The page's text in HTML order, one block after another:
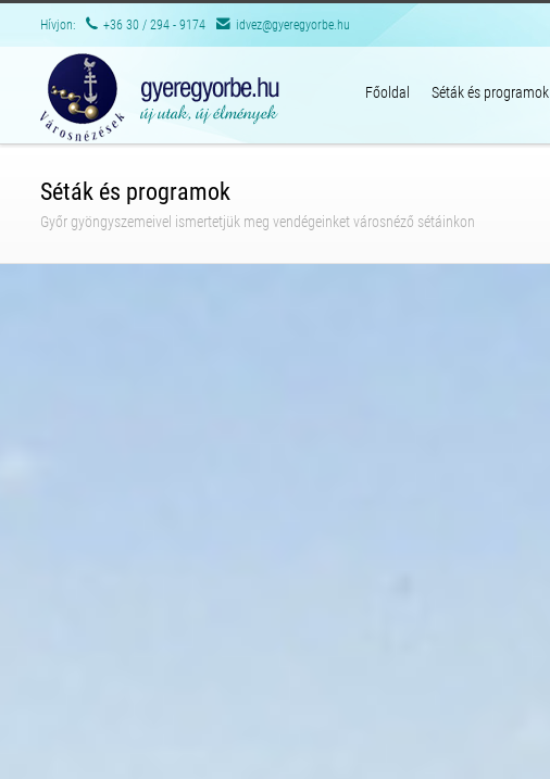
Hívjon: +36 30 / 294 - 9174 idvez@gyeregyorbe.hu
Főoldal Séták és programok
Séták és programok
Győr gyöngyszemeivel ismertetjük meg vendégeinket városnéző sétáinkon